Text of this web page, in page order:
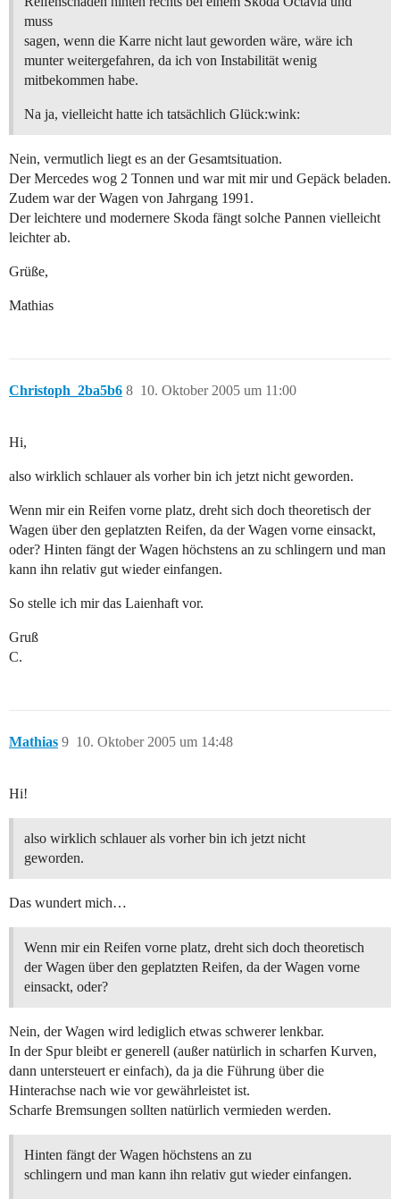
muss
sagen, wenn die Karre nicht laut geworden wäre, wäre ich
munter weitergefahren, da ich von Instabilität wenig
mitbekommen habe.
Na ja, vielleicht hatte ich tatsächlich Glück:wink:
Nein, vermutlich liegt es an der Gesamtsituation.
Der Mercedes wog 2 Tonnen und war mit mir und Gepäck beladen.
Zudem war der Wagen von Jahrgang 1991.
Der leichtere und modernere Skoda fängt solche Pannen vielleicht
leichter ab.
Grüße,
Mathias
Christoph_2ba5b6 10. Oktober 2005 um 11:00
8
Hi,
also wirklich schlauer als vorher bin ich jetzt nicht geworden.
Wenn mir ein Reifen vorne platz, dreht sich doch theoretisch der
Wagen über den geplatzten Reifen, da der Wagen vorne einsackt,
oder? Hinten fängt der Wagen höchstens an zu schlingern und man
kann ihn relativ gut wieder einfangen.
So stelle ich mir das Laienhaft vor.
Gruß
C.
Mathias 10. Oktober 2005 um 14:48
9
Hi!
also wirklich schlauer als vorher bin ich jetzt nicht
geworden.
Das wundert mich…
Wenn mir ein Reifen vorne platz, dreht sich doch theoretisch
der Wagen über den geplatzten Reifen, da der Wagen vorne
einsackt, oder?
Nein, der Wagen wird lediglich etwas schwerer lenkbar.
In der Spur bleibt er generell (außer natürlich in scharfen Kurven,
dann untersteuert er einfach), da ja die Führung über die
Hinterachse nach wie vor gewährleistet ist.
Scharfe Bremsungen sollten natürlich vermieden werden.
Hinten fängt der Wagen höchstens an zu
schlingern und man kann ihn relativ gut wieder einfangen.